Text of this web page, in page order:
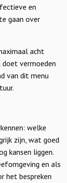
en
gaan over
acht
doet vermoeden
van dit menu
welke
zijn, wat goed
kansen liggen.
en als
het bespreken